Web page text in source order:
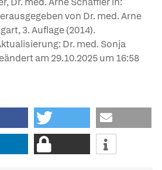
von Dr. med. Arne
3. Auflage (2014).
Dr. med. Sonja
am 29.10.2025um 16:58